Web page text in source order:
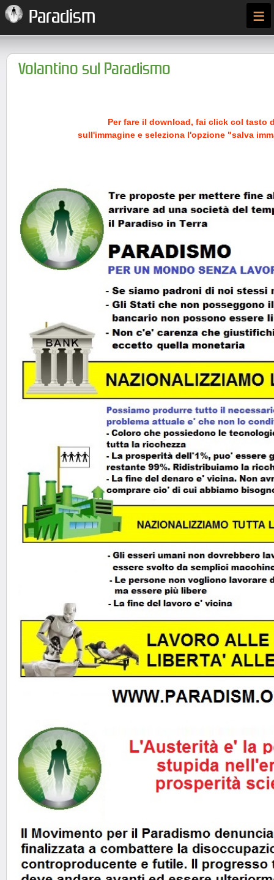
Paradism ≡
Volantino sul Paradismo
Per fare il download, fai click col tasto
sull'immagine e seleziona l'opzione "salva